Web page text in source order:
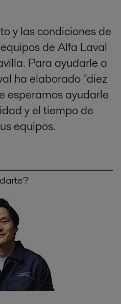
y las condiciones de
de Alfa Laval
Para ayudarle a
ha elaborado "diez
esperamos ayudarle
y el tiempo de
equipos.